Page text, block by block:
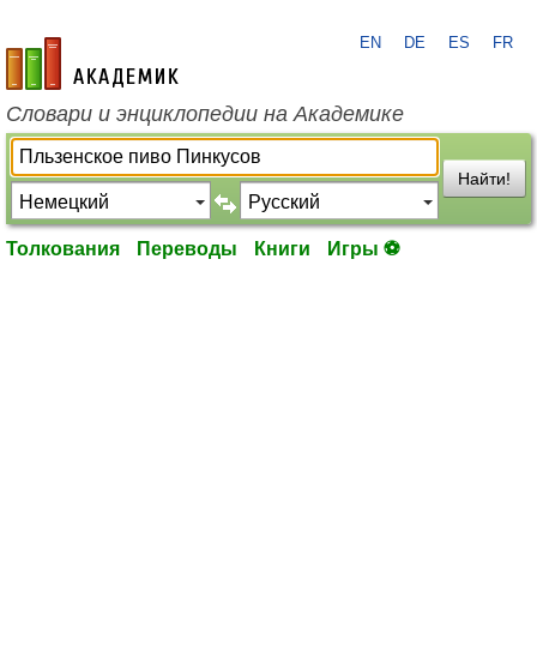
academic.ru
EN DE ES FR
Словари и энциклопедии на Академике
Найти!
Толкования Переводы Книги Игры ⚽